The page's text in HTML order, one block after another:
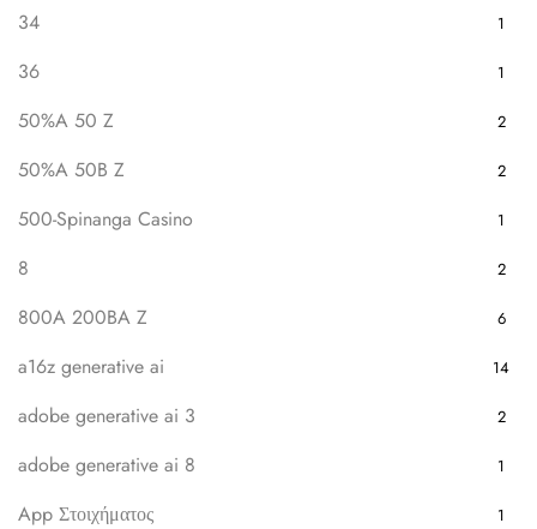
34 1
36 1
50%A 50 Z 2
50%A 50B Z 2
500-Spinanga Casino 1
8 2
800A 200BA Z 6
a16z generative ai 14
adobe generative ai 3 2
adobe generative ai 8 1
App Στοιχήματος 1